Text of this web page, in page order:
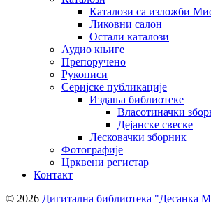
Каталози са изложби
Ликовни салон
Остали каталози
Аудио књиге
Препоручено
Рукописи
Серијске публикације
Издања библиотеке
Власотиначки
Дејанске свеске
Лесковачки зборник
Фотографије
Црквени регистар
Контакт
© 2026 Дигитална библиотека "Десанка